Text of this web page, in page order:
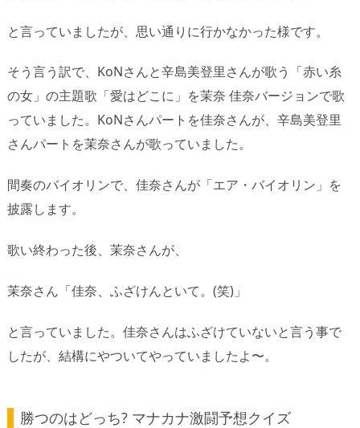
と言っていましたが、思い通りに行かなかった様です。
そう言う訳で、KoNさんと辛島美登里さんが歌う「赤い糸
の女」の主題歌「愛はどこに」を茉奈 佳奈バージョンで歌
っていました。KoNさんパートを佳奈さんが、辛島美登里
さんパートを茉奈さんが歌っていました。
間奏のバイオリンで、佳奈さんが「エア・バイオリン」を
披露します。
歌い終わった後、茉奈さんが、
茉奈さん「佳奈、ふざけんといて。(笑)」
と言っていました。佳奈さんはふざけていないと言う事で
したが、結構にやついてやっていましたよ〜。
勝つのはどっち? マナカナ激闘予想クイズ